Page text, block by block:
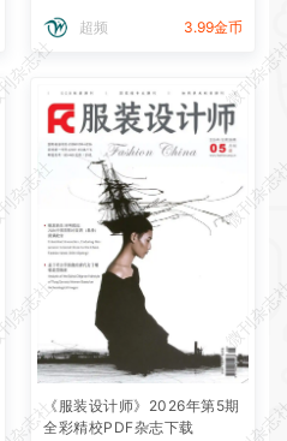
超频 3.99金币
《服装设计师》2026年第5期
全彩精校PDF杂志下载
志社
微刊杂
杂志社
微刊杂
志社
微刊杂